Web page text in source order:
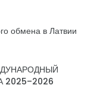
обмена в Латвии
2025–2026